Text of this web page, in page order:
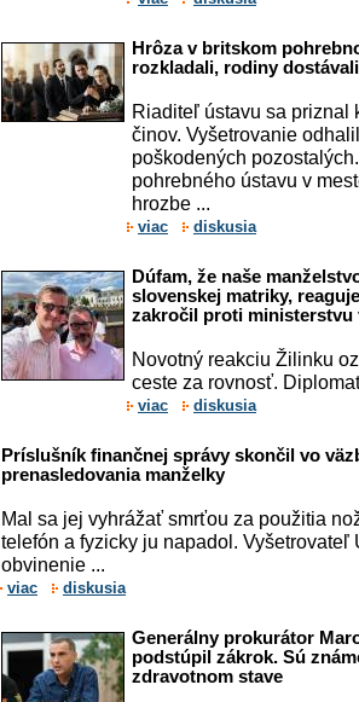
Hrôza v britskom
rozkladali, rodiny
Riaditeľ ústavu sa priznal
činov. Vyšetrovanie
poškodených
pohrebného ústavu v
hrozbe ...
viac diskusia
Dúfam, že naše
slovenskej matriky,
zakročil proti ministerstvu
Novotný reakciu Žilinku
ceste za rovnosť.
viac diskusia
Príslušník finančnej správy skončil vo
prenasledovania manželky
Mal sa jej vyhrážať smrťou za použitia
telefón a fyzicky ju napadol. Vyšetrovateľ
obvinenie ...
viac diskusia
Generálny prokurátor
podstúpil zákrok. Sú
zdravotnom stave